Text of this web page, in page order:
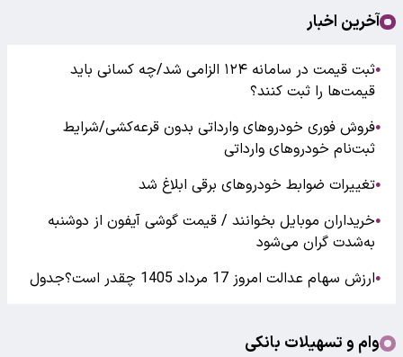
آخرین اخبار
●
ثبت قیمت در سامانه ۱۲۴ الزامی شد/چه کسانی باید
قیمت‌ها را ثبت کنند؟
●فروش فوری خودروهای وارداتی بدون قرعه‌کشی/شرایط
ثبت‌نام خودروهای وارداتی
●تغییرات ضوابط خودروهای برقی ابلاغ شد
●خریداران موبایل بخوانند / قیمت گوشی آیفون از دوشنبه
به‌شدت گران‌ می‌شود
●ارزش سهام عدالت امروز 17 مرداد 1405 چقدر است؟جدول
وام و تسهیلات بانکی